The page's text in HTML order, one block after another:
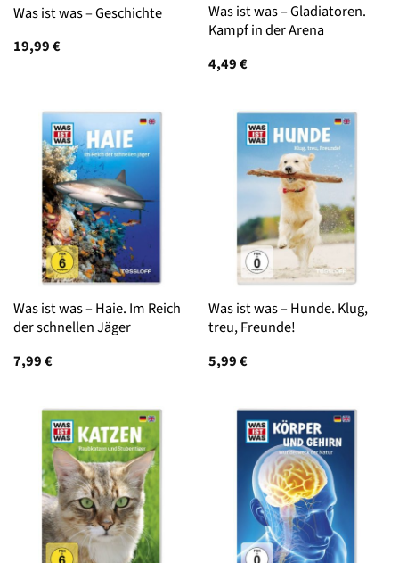
Was ist was – Geschichte
19,99€
Was ist was – Gladiatoren.
Kampf in der Arena
4,49€
Was ist was – Haie. Im Reich
der schnellen Jäger
7,99€
Was ist was – Hunde. Klug,
treu, Freunde!
5,99€